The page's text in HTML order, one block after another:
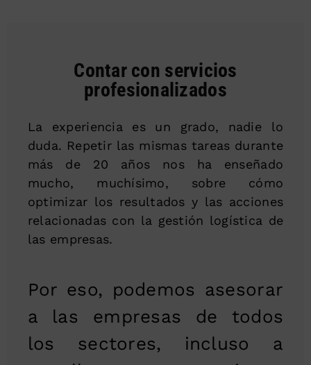
Contar con servicios
profesionalizados
La experiencia es un grado, nadie lo
duda. Repetir las mismas tareas durante
más de 20 años nos ha enseñado
mucho, muchísimo, sobre cómo
optimizar los resultados y las acciones
relacionadas con la gestión logística de
las empresas.
Por eso, podemos asesorar
a las empresas de todos
los sectores, incluso a